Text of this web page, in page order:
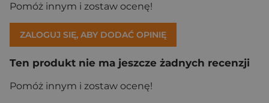
Pomóż innym i zostaw ocenę!
ZALOGUJ SIĘ, ABY DODAĆ OPINIĘ
Ten produkt nie ma jeszcze żadnych recenzji
Pomóż innym i zostaw ocenę!